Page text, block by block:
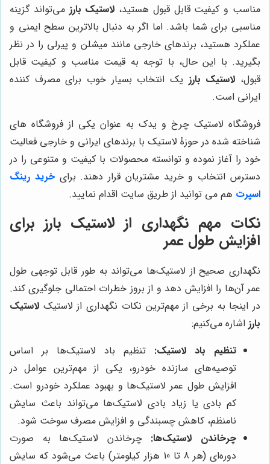
مناسب و کیفیت قابل قبول هستید، لاستیک بارز می‌تواند گزینه
مناسبی برای شما باشد. اما اگر به دنبال بالاترین سطح ایمنی و
عملکرد هستید، برندهای خارجی مانند میشلن و پیرلی را در نظر
بگیرید. با این حال، با توجه به قیمت مناسب و کیفیت قابل
قبول، لاستیک بارز یک انتخاب بسیار خوب برای مصرف کننده
ایرانی است.
فروشگاه لاستیک چرخ و یدک به عنوان یکی از فروشگاه های
شناخته شده در حوزۀ لاستیک با برندهای ایرانی و خارجی فعالیت
خود را آغاز نموده و توانسته محصولات با کیفیت و متنوعی را در
دسترس انتخاب و خرید مشتریان قرار دهند. برایخرید رینگ
اسپرت هم می توانید از طریق سایت اقدام نمایید.
نکات مهم نگهداری از لاستیک بارز برای
افزایش طول عمر
نگهداری صحیح از لاستیک‌ها می‌تواند به طور قابل توجهی طول
عمر آن‌ها را افزایش دهد و از بروز خطرات احتمالی جلوگیری کند.
در اینجا به برخی از مهم‌ترین نکات نگهداری از لاستیک لاستیک
بارز اشاره می‌کنیم:
تنظیم باد لاستیک: تنظیم باد لاستیک‌ها بر اساس
توصیه‌های سازنده خودرو، یکی از مهم‌ترین عوامل در
افزایش طول عمر لاستیک‌ها و بهبود عملکرد خودرو است.
کم بادی یا زیاد بادی لاستیک‌ها می‌تواند باعث سایش
نامنظم، کاهش چسبندگی و افزایش مصرف سوخت شود.
چرخاندن لاستیک‌ها: چرخاندن لاستیک‌ها به صورت
دوره‌ای (هر 8 تا 10 هزار کیلومتر) باعث می‌شود که سایش